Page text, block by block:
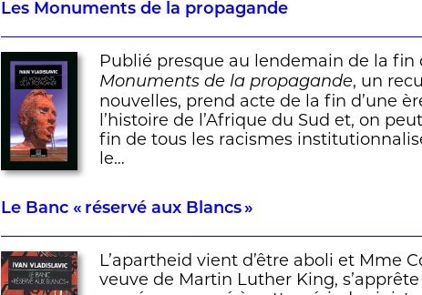
Les Monuments de la propagande
Publié presque au lendemain de la fin
Monuments de la propagande, un
nouvelles, prend acte de la fin d’une
l’histoire de l’Afrique du Sud et, on
fin de tous les racismes
le…
Le Banc « réservé aux Blancs »
L’apartheid vient d’être aboli et Mme
veuve de Martin Luther King,